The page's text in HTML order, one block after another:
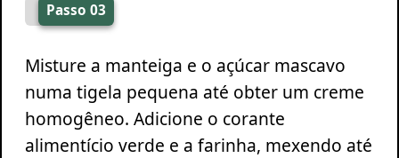
Passo 03
Misture a manteiga e o açúcar mascavo
numa tigela pequena até obter um creme
homogêneo. Adicione o corante
alimentício verde e a farinha, mexendo até